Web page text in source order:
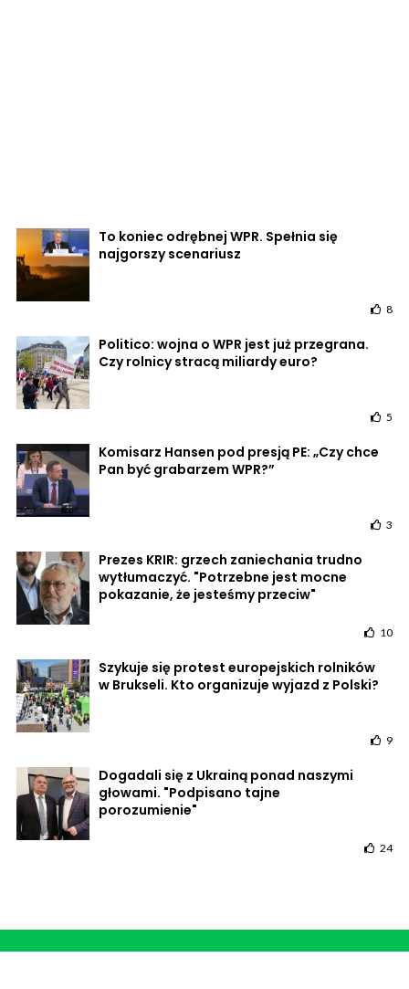
To koniec odrębnej WPR. Spełnia się
najgorszy scenariusz
8
Politico: wojna o WPR jest już przegrana.
Czy rolnicy stracą miliardy euro?
5
Komisarz Hansen pod presją PE: „Czy chce
Pan być grabarzem WPR?”
3
Prezes KRIR: grzech zaniechania trudno
wytłumaczyć. "Potrzebne jest mocne
pokazanie, że jesteśmy przeciw"
10
Szykuje się protest europejskich rolników
w Brukseli. Kto organizuje wyjazd z Polski?
9
Dogadali się z Ukrainą ponad naszymi
głowami. "Podpisano tajne
porozumienie"
24